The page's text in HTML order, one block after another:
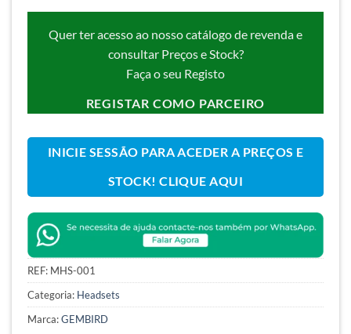
Quer ter acesso ao nosso catálogo de revenda e
consultar Preços e Stock?
Faça o seu Registo
REGISTAR COMO PARCEIRO
INICIE SESSÃO PARA ACEDER A PREÇOS E
STOCK! CLIQUE AQUI
REF: MHS-001
Categoria: Headsets
Marca:GEMBIRD